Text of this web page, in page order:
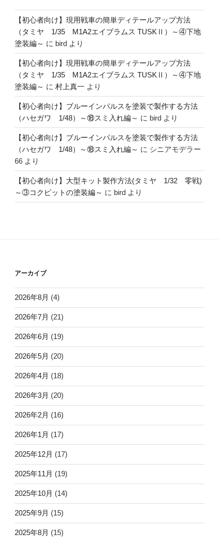
【初心者向け】現用戦車の簡単ディテールアップ方法
（タミヤ 1/35 M1A2エイブラムス TUSKⅡ）～④下地
塗装編～ に bird より
【初心者向け】現用戦車の簡単ディテールアップ方法
（タミヤ 1/35 M1A2エイブラムス TUSKⅡ）～④下地
塗装編～ に 村上真一 より
【初心者向け】ブルーインパルスを塗装で製作する方法
（ハセガワ 1/48）～⑱スミ入れ編～ に bird より
【初心者向け】ブルーインパルスを塗装で製作する方法
（ハセガワ 1/48）～⑱スミ入れ編～ に シニアモデラー
66 より
【初心者向け】大型キット製作方法(タミヤ 1/32 零戦)
～③コクピットの塗装編～ に bird より
アーカイブ
2026年8月 (4)
2026年7月 (21)
2026年6月 (19)
2026年5月 (20)
2026年4月 (18)
2026年3月 (20)
2026年2月 (16)
2026年1月 (17)
2025年12月 (17)
2025年11月 (19)
2025年10月 (14)
2025年9月 (15)
2025年8月 (15)